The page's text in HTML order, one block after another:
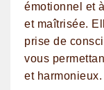
émotionnel et
et maîtrisée.
prise de
vous
et harmonieux.